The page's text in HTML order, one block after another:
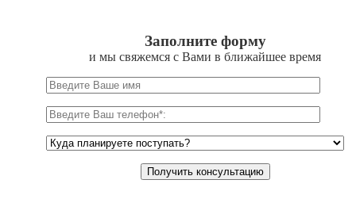
Заполните форму
и мы свяжемся с Вами в ближайшее время